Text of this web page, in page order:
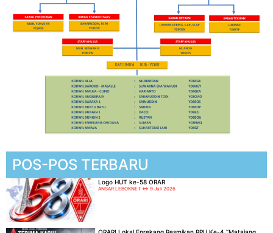
POS-POS TERBARU
Logo HUT ke-58 ORAR
ANSAR LEBOKNET 9 Juli 2026